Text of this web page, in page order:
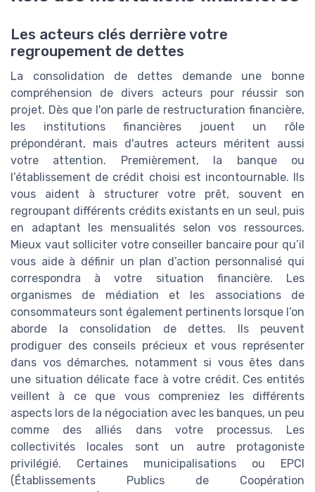
Les acteurs clés derrière votre
regroupement de dettes
La consolidation de dettes demande une bonne
compréhension de divers acteurs pour réussir son
projet. Dès que l'on parle de restructuration financière,
les institutions financières jouent un rôle
prépondérant, mais d'autres acteurs méritent aussi
votre attention. Premièrement, la banque ou
l’établissement de crédit choisi est incontournable. Ils
vous aident à structurer votre prêt, souvent en
regroupant différents crédits existants en un seul, puis
en adaptant les mensualités selon vos ressources.
Mieux vaut solliciter votre conseiller bancaire pour qu’il
vous aide à définir un plan d’action personnalisé qui
correspondra à votre situation financière. Les
organismes de médiation et les associations de
consommateurs sont également pertinents lorsque l’on
aborde la consolidation de dettes. Ils peuvent
prodiguer des conseils précieux et vous représenter
dans vos démarches, notamment si vous êtes dans
une situation délicate face à votre crédit. Ces entités
veillent à ce que vous compreniez les différents
aspects lors de la négociation avec les banques, un peu
comme des alliés dans votre processus. Les
collectivités locales sont un autre protagoniste
privilégié. Certaines municipalisations ou EPCI
(Établissements Publics de Coopération